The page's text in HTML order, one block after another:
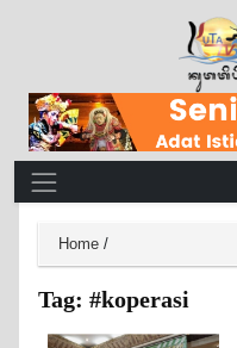
Main Navigation
Home /
Tag: #koperasi